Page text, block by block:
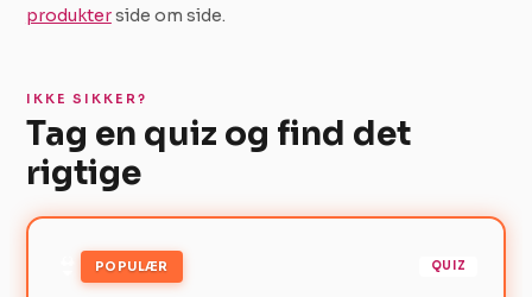
produkterside om side.
IKKE SIKKER?
Tag en quiz og find det
rigtige
POPULÆR QUIZ